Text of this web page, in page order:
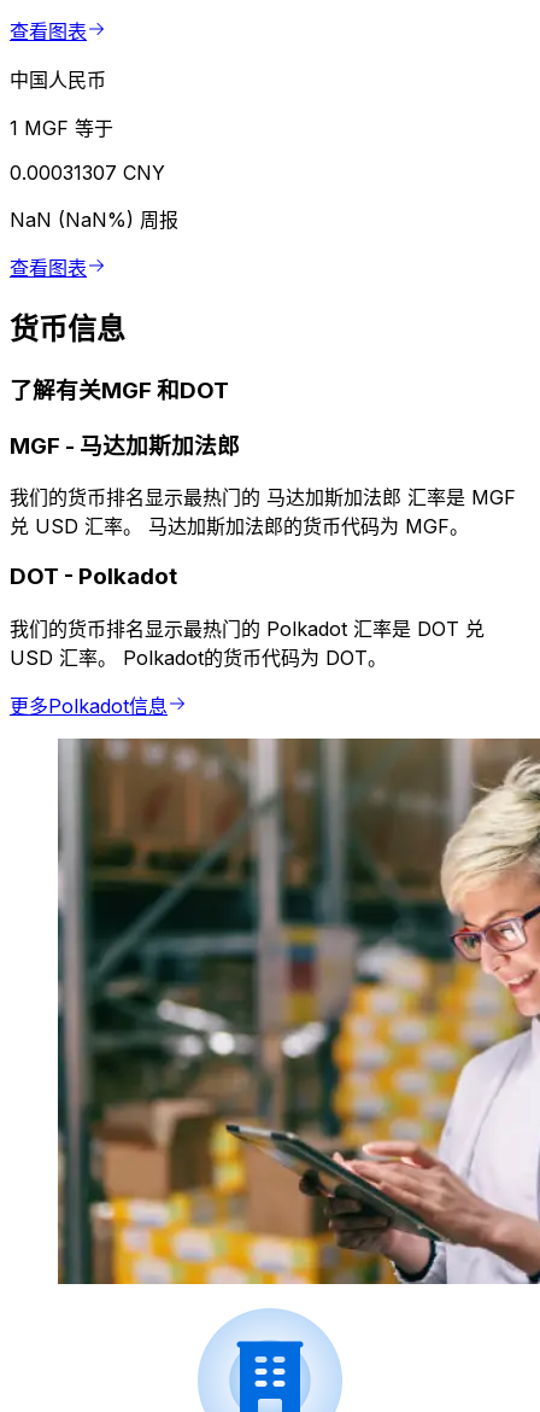
查看图表
中国人民币
1 MGF 等于
0.00031307 CNY
NaN (NaN%) 周报
查看图表
货币信息
了解有关MGF 和DOT
MGF - 马达加斯加法郎
我们的货币排名显示最热门的 马达加斯加法郎 汇率是 MGF
兑 USD 汇率。 马达加斯加法郎的货币代码为 MGF。
DOT - Polkadot
我们的货币排名显示最热门的 Polkadot 汇率是 DOT 兑
USD 汇率。 Polkadot的货币代码为 DOT。
更多Polkadot信息